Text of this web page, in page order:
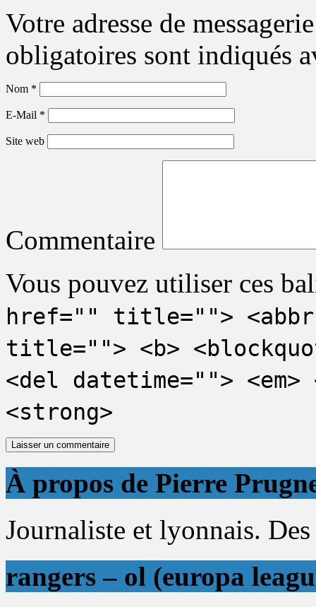
Votre adresse de
obligatoires sont indiqués
Nom *
E-Mail *
Site web
Commentaire
Vous pouvez utiliser ces
href="" title="">
title=""> <b>
<del datetime="">
<strong>
À propos de Pierre
Journaliste et lyonnais.
rangers – ol (europa